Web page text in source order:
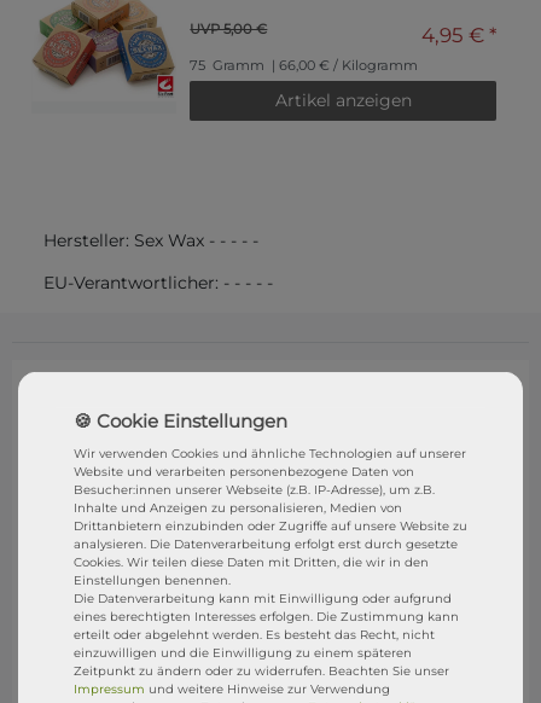
UVP 5,00 € 4,95 € *
75 Gramm | 66,00 € / Kilogramm
Artikel anzeigen
Hersteller: Sex Wax - - - - -
EU-Verantwortlicher: - - - - -
Wir verwenden Cookies und ähnliche Technologien auf unserer
Website und verarbeiten personenbezogene Daten von
Besucher:innen unserer Webseite (z.B. IP-Adresse), um z.B.
Inhalte und Anzeigen zu personalisieren, Medien von
Drittanbietern einzubinden oder Zugriffe auf unsere Website zu
analysieren. Die Datenverarbeitung erfolgt erst durch gesetzte
Cookies. Wir teilen diese Daten mit Dritten, die wir in den
Einstellungen benennen.
Die Datenverarbeitung kann mit Einwilligung oder aufgrund
eines berechtigten Interesses erfolgen. Die Zustimmung kann
erteilt oder abgelehnt werden. Es besteht das Recht, nicht
einzuwilligen und die Einwilligung zu einem späteren
Zeitpunkt zu ändern oder zu widerrufen. Beachten Sie unser
Impressum und weitere Hinweise zur Verwendung